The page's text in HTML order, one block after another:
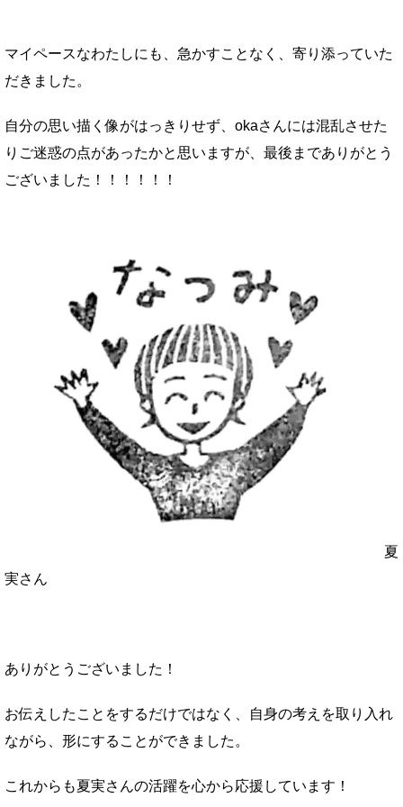
マイペースなわたしにも、急かすことなく、寄り添っていた
だきました。
自分の思い描く像がはっきりせず、okaさんには混乱させた
りご迷惑の点があったかと思いますが、最後までありがとう
ございました！！！！！！
夏
実さん
ありがとうございました！
お伝えしたことをするだけではなく、自身の考えを取り入れ
ながら、形にすることができました。
これからも夏実さんの活躍を心から応援しています！